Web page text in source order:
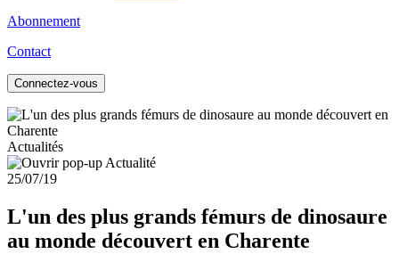
Abonnement
Contact
Connectez-vous
Actualités
25/07/19
L'un des plus grands fémurs de dinosaure
au monde découvert en Charente